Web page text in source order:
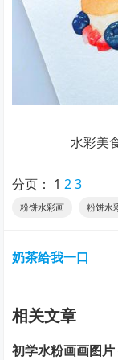
水彩美
分页： 1 2 3
粉饼水彩画 粉饼水
奶茶给我一口
相关文章
初学水粉画画图